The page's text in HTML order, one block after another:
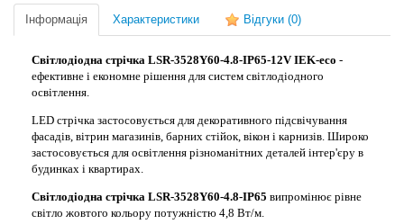
Інформація Характеристики Відгуки (0)
Світлодіодна стрічка LSR-3528Y60-4.8-IP65-12V IEK-eco -
ефективне і економне рішення для систем світлодіодного
освітлення.
LED стрічка застосовується для декоративного підсвічування
фасадів, вітрин магазинів, барних стійок, вікон і карнизів. Широко
застосовується для освітлення різноманітних деталей інтер'єру в
будинках і квартирах.
Світлодіодна стрічка LSR-3528Y60-4.8-IP65 випромінює рівне
світло жовтого кольору потужністю 4,8 Вт/м.